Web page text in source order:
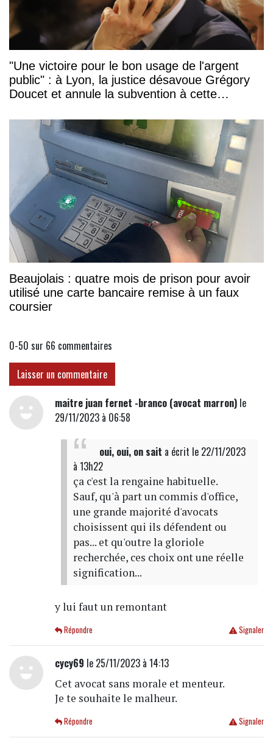
"Une victoire pour le bon usage de l'argent
public" : à Lyon, la justice désavoue Grégory
Doucet et annule la subvention à cette
Beaujolais : quatre mois de prison pour avoir
utilisé une carte bancaire remise à un faux
coursier
0-50 sur 66 commentaires
Laisser un commentaire
maitre juan fernet -branco (avocat marron)le
29/11/2023 à 06:58
oui, oui, on sait a écrit le 22/11/2023
à 13h22
ça c'est la rengaine habituelle.
Sauf, qu'à part un commis d'office,
une grande majorité d'avocats
choisissent qui ils défendent ou
pas... et qu'outre la gloriole
recherchée, ces choix ont une réelle
signification...
y lui faut un remontant
Signaler
Répondre
cycy69 le 25/11/2023 à 14:13
Cet avocat sans morale et menteur.
Je te souhaite le malheur.
Signaler
Répondre